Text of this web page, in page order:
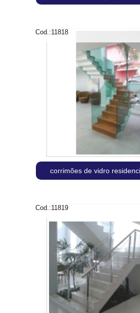
Cod.:11818
corrimões de vidro
Cod.:11819